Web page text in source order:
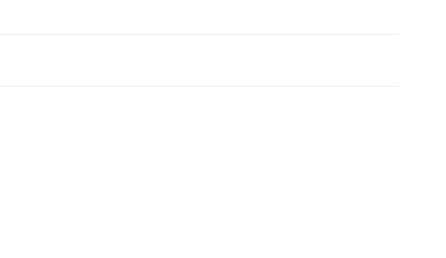
Bully Ray critica promo de Big Cass e sugere utilização de frases icónicas
Will Ospreay supera Mark Davis num brutal Street Fight com arame farpado
King, Bandido e Hangman Page conquistam os títulos no Grand Slam Mexico
SLAM MEXICO: Persephone supera Kris Statlander após interferência decisiva de
Jericho, Místico e Darby Allin superam The Don Callis Family no Grand Slam Mexico